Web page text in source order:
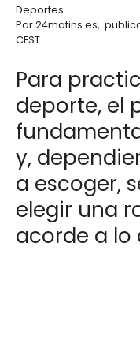
Deportes
Par24matins.es,
CEST.
Para
deporte, el
y,
a escoger,
elegir una
acorde a lo